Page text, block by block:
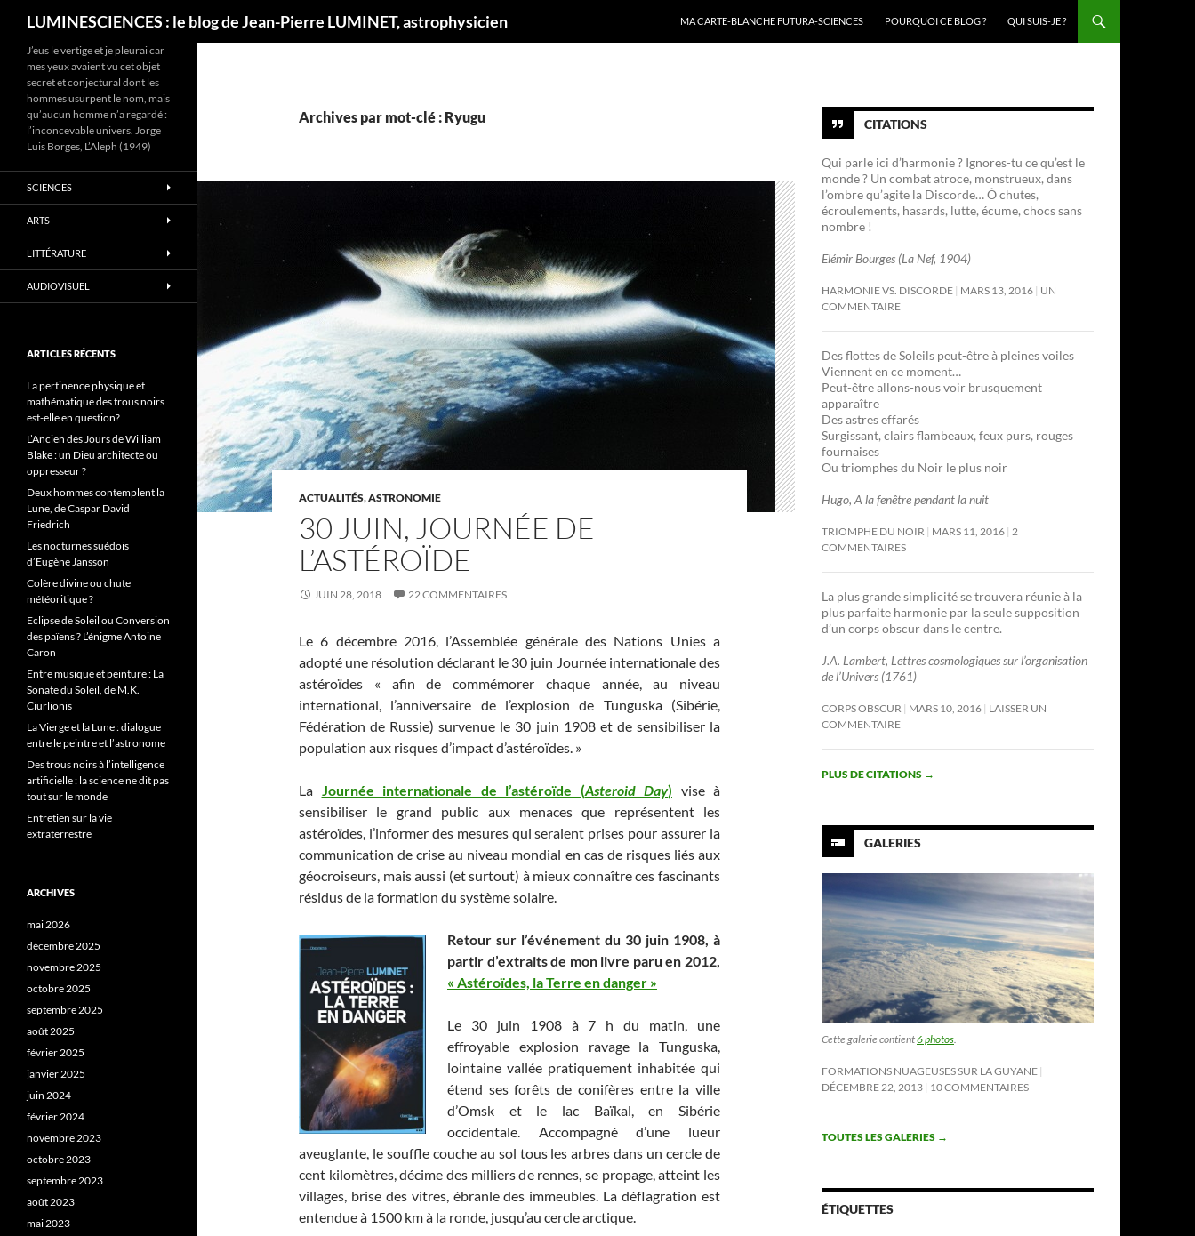
LUMINESCIENCES : le blog de Jean-Pierre LUMINET, astrophysicien
MA CARTE-BLANCHE FUTURA-SCIENCES
POURQUOI CE BLOG ? QUI SUIS-JE ?
Archives par mot-clé : Ryugu
ACTUALITÉS,ASTRONOMIE
30 JUIN, JOURNÉE DE
L’ASTÉROÏDE
JUIN 28, 2018 22 COMMENTAIRES
Le 6 décembre 2016, l’Assemblée générale des Nations Unies a
adopté une résolution déclarant le 30 juin Journée internationale des
astéroïdes « afin de commémorer chaque année, au niveau
international, l’anniversaire de l’explosion de Tunguska (Sibérie,
Fédération de Russie) survenue le 30 juin 1908 et de sensibiliser la
population aux risques d’impact d’astéroïdes. »
La Journée internationale de l’astéroïde (Asteroid Day) vise à
sensibiliser le grand public aux menaces que représentent les
astéroïdes, l’informer des mesures qui seraient prises pour assurer la
communication de crise au niveau mondial en cas de risques liés aux
géocroiseurs, mais aussi (et surtout) à mieux connaître ces fascinants
résidus de la formation du système solaire.
Retour sur l’événement du 30 juin 1908, à
partir d’extraits de mon livre paru en 2012,
« Astéroïdes, la Terre en danger »
Le 30 juin 1908 à 7 h du matin, une
effroyable explosion ravage la Tunguska,
lointaine vallée pratiquement inhabitée qui
étend ses forêts de conifères entre la ville
d’Omsk et le lac Baïkal, en Sibérie
occidentale. Accompagné d’une lueur
aveuglante, le souffle couche au sol tous les arbres dans un cercle de
cent kilomètres, décime des milliers de rennes, se propage, atteint les
villages, brise des vitres, ébranle des immeubles. La déflagration est
entendue à 1500 km à la ronde, jusqu’au cercle arctique.
CITATIONS
Qui parle ici d’harmonie ? Ignores-tu ce qu’est le
monde ? Un combat atroce, monstrueux, dans
l’ombre qu’agite la Discorde… Ô chutes,
écroulements, hasards, lutte, écume, chocs sans
nombre !
Elémir Bourges (La Nef, 1904)
HARMONIE VS. DISCORDE MARS 13, 2016 UN
COMMENTAIRE
Des flottes de Soleils peut-être à pleines voiles
Viennent en ce moment…
Peut-être allons-nous voir brusquement
apparaître
Des astres effarés
Surgissant, clairs flambeaux, feux purs, rouges
fournaises
Ou triomphes du Noir le plus noir
Hugo, A la fenêtre pendant la nuit
TRIOMPHE DU NOIR MARS 11, 2016 2
COMMENTAIRES
La plus grande simplicité se trouvera réunie à la
plus parfaite harmonie par la seule supposition
d’un corps obscur dans le centre.
J.A. Lambert, Lettres cosmologiques sur l’organisation
de l’Univers (1761)
CORPS OBSCUR MARS 10, 2016 LAISSER UN
COMMENTAIRE
PLUS DE CITATIONS →
GALERIES
Cette galerie contient6 photos.
FORMATIONS NUAGEUSES SUR LA GUYANE
DÉCEMBRE 22, 2013 10 COMMENTAIRES
TOUTES LES GALERIES →
ÉTIQUETTES
J’eus le vertige et je pleurai car
mes yeux avaient vu cet objet
secret et conjectural dont les
hommes usurpent le nom, mais
qu’aucun homme n’a regardé :
l’inconcevable univers. Jorge
Luis Borges, L’Aleph (1949)
SCIENCES
ARTS
LITTÉRATURE
AUDIOVISUEL
ARTICLES RÉCENTS
La pertinence physique et
mathématique des trous noirs
est-elle en question?
L’Ancien des Jours de William
Blake : un Dieu architecte ou
oppresseur ?
Deux hommes contemplent la
Lune, de Caspar David
Friedrich
Les nocturnes suédois
d’Eugène Jansson
Colère divine ou chute
météoritique ?
Eclipse de Soleil ou Conversion
des païens ? L’énigme Antoine
Caron
Entre musique et peinture : La
Sonate du Soleil, de M.K.
Ciurlionis
La Vierge et la Lune : dialogue
entre le peintre et l’astronome
Des trous noirs à l’intelligence
artificielle : la science ne dit pas
tout sur le monde
Entretien sur la vie
extraterrestre
ARCHIVES
mai 2026
décembre 2025
novembre 2025
octobre 2025
septembre 2025
août 2025
février 2025
janvier 2025
juin 2024
février 2024
novembre 2023
octobre 2023
septembre 2023
août 2023
mai 2023